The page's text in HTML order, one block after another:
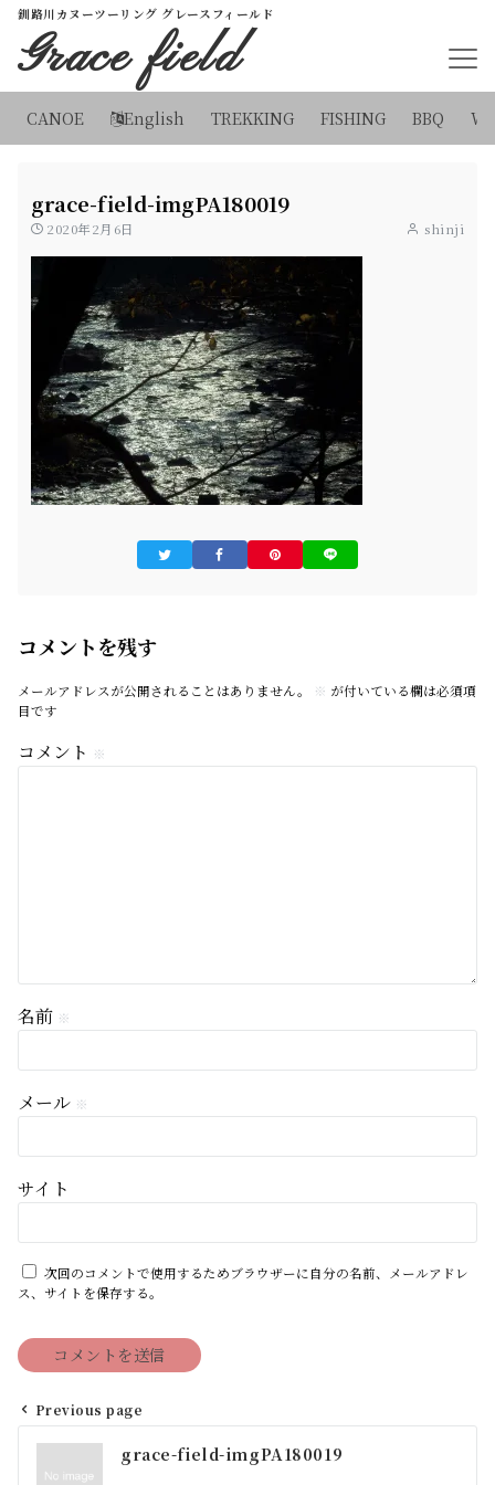
釧路川カヌーツーリング グレースフィールド
Grace field
CANOE English TREKKING FISHING BBQ
grace-field-imgPA180019
2020年2月6日 shinji
コメントを残す
メールアドレスが公開されることはありません。 ※ が付いている欄は必須項
目です
コメント ※
名前 ※
メール ※
サイト
次回のコメントで使用するためブラウザーに自分の名前、メールアドレ
ス、サイトを保存する。
投
Previous page
grace-field-imgPA180019